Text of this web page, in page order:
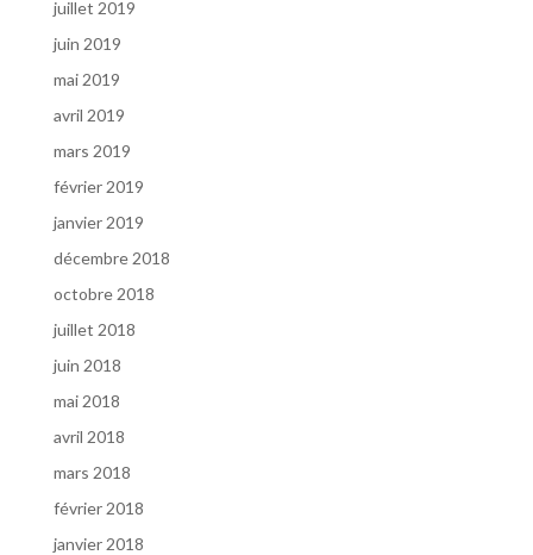
juillet 2019
juin 2019
mai 2019
avril 2019
mars 2019
février 2019
janvier 2019
décembre 2018
octobre 2018
juillet 2018
juin 2018
mai 2018
avril 2018
mars 2018
février 2018
janvier 2018